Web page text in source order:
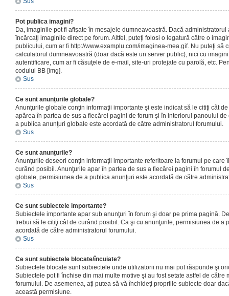
Pot publica imagini?
Da, imaginile pot fi afişate în mesajele dumneavoastră. Dacă
încărcaţi imaginile direct pe forum. Altfel, puteţi folosi o legatură către o
publicului, cum ar fi http://www.examplu.com/imaginea-mea.gif. Nu puteţi să
calculatorul dumneavoastră (doar dacă este un server public), nici cu
autentificare, cum ar fi căsuţele de e-mail, site-uri protejate cu parolă, etc.
codului BB [img].
Sus
Ce sunt anunţurile globale?
Anunţurile globale conţin informaţii importante şi este indicat să le citiţi cât
apărea în partea de sus a fiecărei pagini de forum şi în interiorul panoului
a publica anunţuri globale este acordată de către administratorul forumului.
Sus
Ce sunt anunţurile?
Anunţurile deseori conţin informaţii importante referitoare la forumul pe care
curând posibil. Anunţurile apar în partea de sus a fiecărei pagini în forumul
globale, permisiunea de a publica anunţuri este acordată de către
Sus
Ce sunt subiectele importante?
Subiectele importante apar sub anunţuri în forum şi doar pe prima pagină.
trebui să le citiţi cât de curând posibil. Ca şi cu anunţurile, permisiunea de a
acordată de către administratorul forumului.
Sus
Ce sunt subiectele blocate/încuiate?
Subiectele blocate sunt subiectele unde utilizatorii nu mai pot răspunde şi
Subiectele pot fi închise din mai multe motive şi au fost setate astfel de către
forumului. De asemenea, aţi putea să vă închideţi propriile subiecte doar
această permisiune.